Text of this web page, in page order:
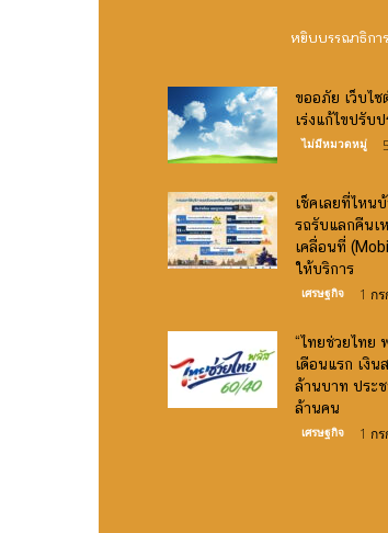
หยิบบรรณาธิการ
ขออภัย เว็บไซ
เร่งแก้ไขปรับ
ไม่มีหมวดหมู่
เช็คเลยที่ไหน
รถรับแลกคืน
เคลื่อนที่
ให้บริการ
เศรษฐกิจ 1 ก
“ไทยช่วยไทย
เดือนแรก เงิ
ล้านบาท ประ
ล้านคน
เศรษฐกิจ 1 ก